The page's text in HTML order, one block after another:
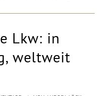
Lkw: in
weltweit